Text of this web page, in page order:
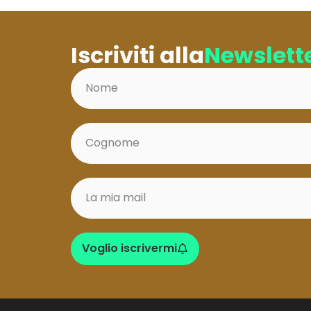
Iscriviti alla
Voglio iscrivermi